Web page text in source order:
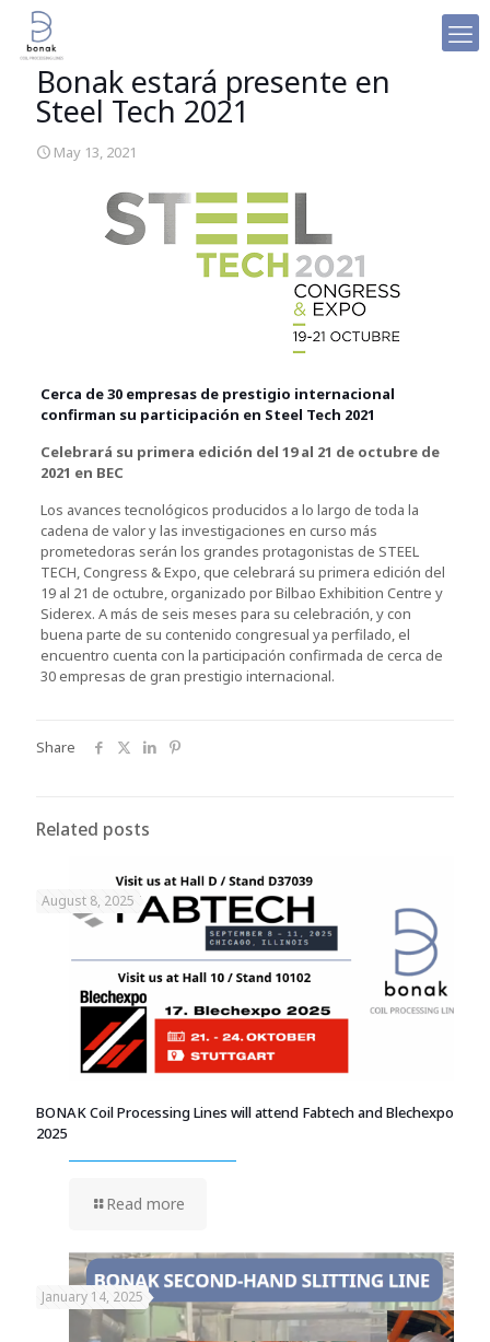
Bonak estará presente en
Steel Tech 2021
May 13, 2021
Cerca de 30 empresas de prestigio internacional
confirman su participación en Steel Tech 2021
Celebrará su primera edición del 19 al 21 de octubre de
2021 en BEC
Los avances tecnológicos producidos a lo largo de toda la
cadena de valor y las investigaciones en curso más
prometedoras serán los grandes protagonistas de STEEL
TECH, Congress & Expo, que celebrará su primera edición del
19 al 21 de octubre, organizado por Bilbao Exhibition Centre y
Siderex. A más de seis meses para su celebración, y con
buena parte de su contenido congresual ya perfilado, el
encuentro cuenta con la participación confirmada de cerca de
30 empresas de gran prestigio internacional.
Share
Related posts
August 8, 2025
BONAK Coil Processing Lines will attend Fabtech and Blechexpo
2025
Read more
January 14, 2025